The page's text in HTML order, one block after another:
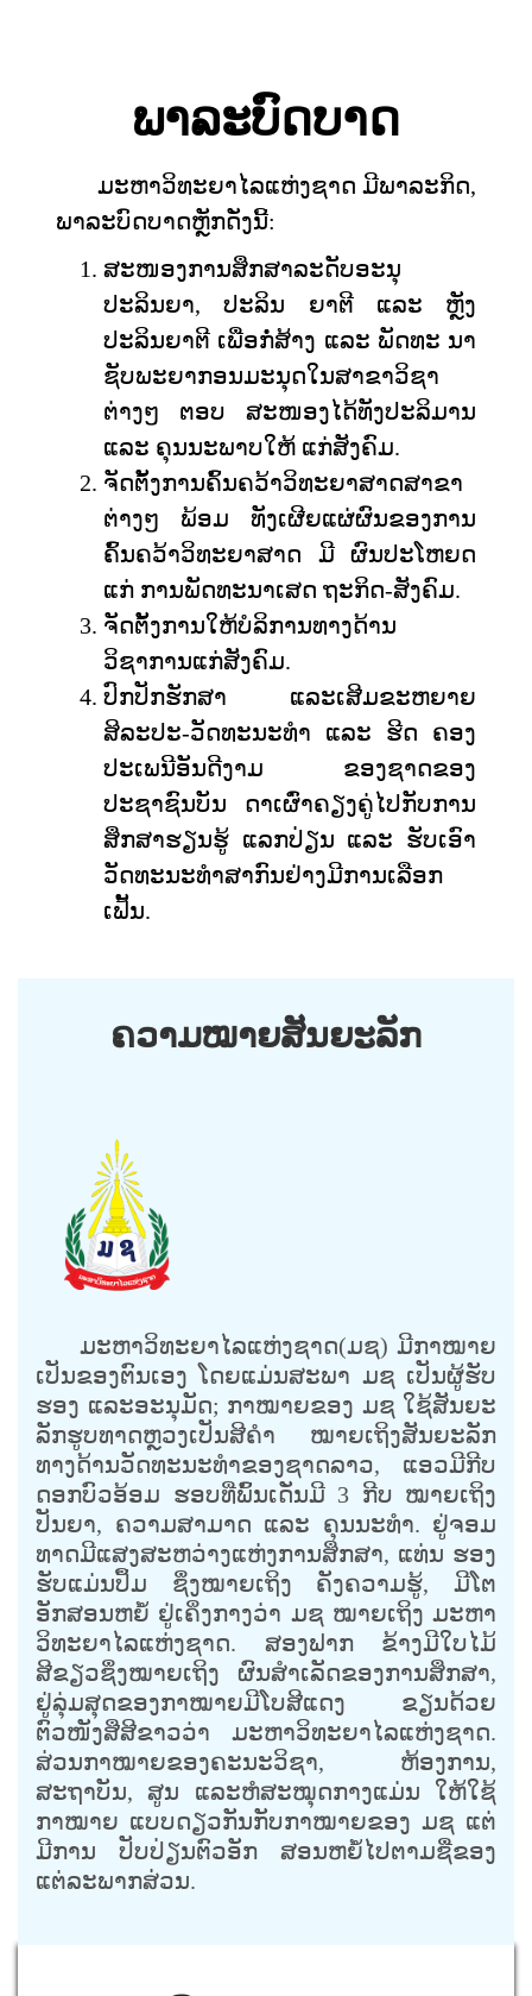
ພາລະບົດບາດ
ມະຫາວິທະຍາໄລແຫ່ງຊາດ ມີພາລະກິດ,
ພາລະບົດບາດຫຼັກດັ່ງນີ້:
ສະໜອງການສຶກສາລະດັບອະນຸ
ປະລິນຍາ, ປະລິນ ຍາຕີ ແລະ ຫຼັງ
ປະລິນຍາຕີ ເພື່ອກໍ່ສ້າງ ແລະ ພັດທະ ນາ
ຊັບພະຍາກອນມະນຸດໃນສາຂາວິຊາ
ຕ່າງໆ ຕອບ ສະໜອງໄດ້ທັງປະລິມານ
ແລະ ຄຸນນະພາບໃຫ້ ແກ່ສັງຄົມ.
ຈັດຕັ້ງການຄົ້ນຄວ້າວິທະຍາສາດສາຂາ
ຕ່າງໆ ພ້ອມ ທັງເຜີຍແຜ່ຜົນຂອງການ
ຄົ້ນຄວ້າວິທະຍາສາດ ມີ ຜົນປະໂຫຍດ
ແກ່ ການພັດທະນາເສດ ຖະກິດ-ສັງຄົມ.
ຈັດຕັ້ງການໃຫ້ບໍລິການທາງດ້ານ
ວິຊາການແກ່ສັງຄົມ.
ປົກປັກຮັກສາ ແລະເສີມຂະຫຍາຍ
ສິລະປະ-ວັດທະນະທຳ ແລະ ຮີດ ຄອງ
ປະເພນີອັນດີງາມ ຂອງຊາດຂອງ
ປະຊາຊົນບັນ ດາເຜົ່າຄຽງຄູ່ໄປກັບການ
ສຶກສາຮຽນຮູ້ ແລກປ່ຽນ ແລະ ຮັບເອົາ
ວັດທະນະທໍາສາກົນຢ່າງມີການເລືອກ
ເຟັ້ນ.
ຄວາມໝາຍສັນຍະລັກ
ມະຫາວິທະຍາໄລແຫ່ງຊາດ(ມຊ) ມີກາໝາຍ
ເປັນຂອງຕົນເອງ ໂດຍແມ່ນສະພາ ມຊ ເປັນຜູ້ຮັບ
ຮອງ ແລະອະນຸມັດ; ກາໝາຍຂອງ ມຊ ໃຊ້ສັນຍະ
ລັກຮູບທາດຫຼວງເປັນສີຄໍາ ໝາຍເຖິງສັນຍະລັກ
ທາງດ້ານວັດທະນະທໍາຂອງຊາດລາວ, ແອວມີກີບ
ດອກບົວອ້ອມ ຮອບທີ່ພົ້ນເດັ່ນມີ 3 ກີບ ໝາຍເຖິງ
ປັນຍາ, ຄວາມສາມາດ ແລະ ຄຸນນະທໍາ. ຢູ່ຈອມ
ທາດມີແສງສະຫວ່າງແຫ່ງການສຶກສາ, ແທ່ນ ຮອງ
ຮັບແມ່ນປຶ້ມ ຊຶ່ງໝາຍເຖິງ ຄັງຄວາມຮູ້, ມີໂຕ
ອັກສອນຫຍໍ້ ຢູ່ເຄິ່ງກາງວ່າ ມຊ ໝາຍເຖິງ ມະຫາ
ວິທະຍາໄລແຫ່ງຊາດ. ສອງຟາກ ຂ້າງມີໃບໄມ້
ສີຂຽວຊຶ່ງໝາຍເຖິງ ຜົນສໍາເລັດຂອງການສຶກສາ,
ຢູ່ລຸ່ມສຸດຂອງກາໝາຍມີໂບສີແດງ ຂຽນດ້ວຍ
ຕົວໜັງສືສີຂາວວ່າ ມະຫາວິທະຍາໄລແຫ່ງຊາດ.
ສ່ວນກາໝາຍຂອງຄະນະວິຊາ, ຫ້ອງການ,
ສະຖາບັນ, ສູນ ແລະຫໍສະໝຸດກາງແມ່ນ ໃຫ້ໃຊ້
ກາໝາຍ ແບບດຽວກັນກັບກາໝາຍຂອງ ມຊ ແຕ່
ມີການ ປັບປ່ຽນຕົວອັກ ສອນຫຍໍ້ໄປຕາມຊື່ຂອງ
ແຕ່ລະພາກສ່ວນ.